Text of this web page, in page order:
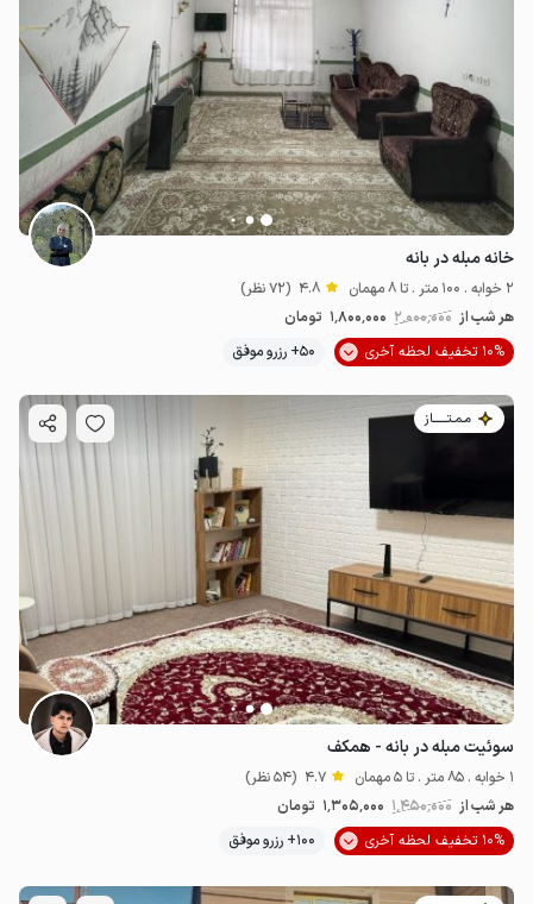
خانه مبله در بانه
2 خوابه . 100 متر . تا 8 مهمان 4.8 (72 نظر)
هر شب از 2٬000٬000 1٬800٬000 تومان
10% تخفیف لحظه آخری
50+ رزرو موفق
مـمـتــــــاز
سوئیت مبله در بانه - همکف
1 خوابه . 85 متر . تا 5 مهمان 4.7 (54 نظر)
هر شب از 1٬450٬000 1٬305٬000 تومان
10% تخفیف لحظه آخری
100+ رزرو موفق